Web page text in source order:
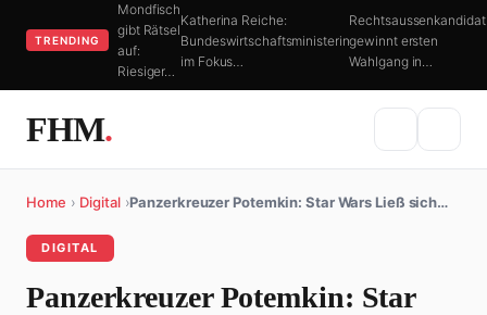
TRENDING
Mondfisch
gibt Rätsel
auf:
Riesiger…
Katherina Reiche:
Bundeswirtschaftsministerin
im Fokus…
Rechtsaussenkandidat
gewinnt ersten
Wahlgang in…
FHM.
Home › Digital ›Panzerkreuzer Potemkin: Star Wars Ließ sich…
DIGITAL
Panzerkreuzer Potemkin: Star